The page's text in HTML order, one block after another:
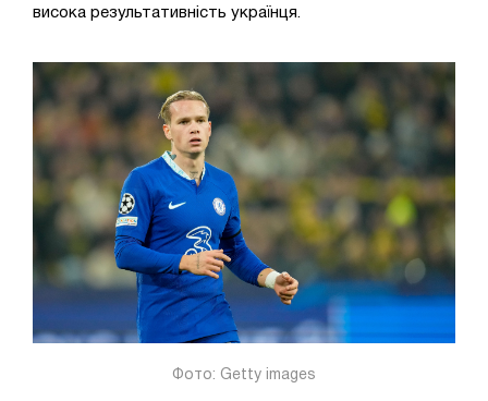
висока результативність українця.
Фото: Getty images